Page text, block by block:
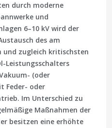
durch moderne
und
6–10 kV wird der
des am
zugleich kritischsten
Leistungsschalters
(oder
Feder- oder
Im Unterschied zu
Maßnahmen der
besitzen eine erhöhte